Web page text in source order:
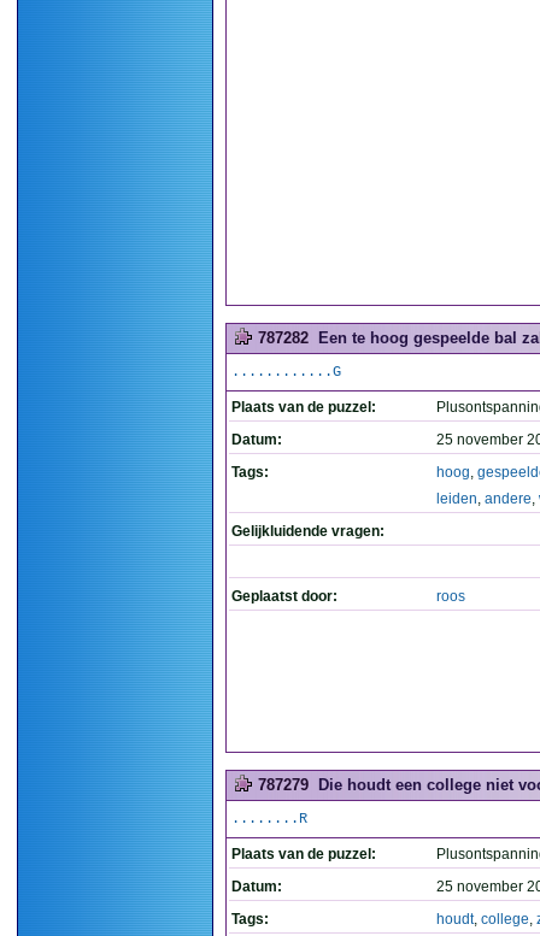
787282 Een te hoog gespeelde bal
............G
Plaats van de puzzel:
Datum:
25 november
Tags:
hoog,
leiden, andere,
Gelijkluidende vragen:
Geplaatst door: roos
787279 Die houdt een college niet
........R
Plaats van de puzzel:
Datum:
25 november
Tags:
houdt, college,